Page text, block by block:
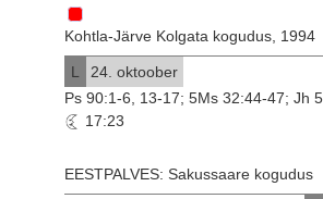
Kohtla-Järve Kolgata kogudus, 1994
L
24. oktoober
Ps 90:1-6, 13-17; 5Ms 32:44-47; Jh
17:23
EESTPALVES: Sakussaare kogudus